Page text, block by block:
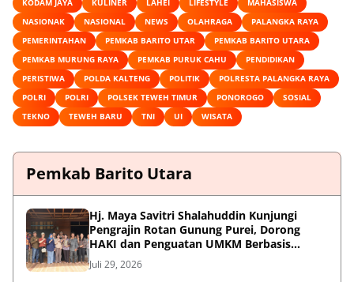
KODAM JAYA
KULINER LAHEI LIFESTYLE
MAHASISWA
NASIONAK
NASIONAL NEWS OLAHRAGA
PALANGKA RAYA
PEMERINTAHAN
PEMKAB BARITO UTAR
PEMKAB BARITO UTARA
PEMKAB MURUNG RAYA
PEMKAB PURUK CAHU
PENDIDIKAN
PERISTIWA
POLDA KALTENG POLITIK
POLRESTA PALANGKA RAYA
POLRI
POLRI POLSEK TEWEH TIMUR PONOROGO
SOSIAL
TEKNO
TEWEH BARU TNI UI WISATA
Pemkab Barito Utara
Hj. Maya Savitri Shalahuddin Kunjungi
Pengrajin Rotan Gunung Purei, Dorong
HAKI dan Penguatan UMKM Berbasis
Kearifan Lokal
Juli 29, 2026